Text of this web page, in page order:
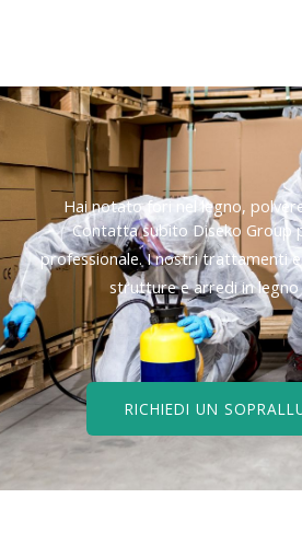
Hai notato fori nel legno,
Contatta subito Diseko Group
professionale. I nostri trattamenti
strutture e arredi in
RICHIEDI UN